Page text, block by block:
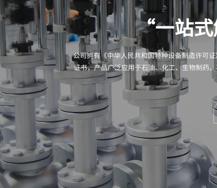
“一站式
公司拥有《中华人民共和国特种设备制造许可
证书，产品广泛应用于石油、化工、生物制药